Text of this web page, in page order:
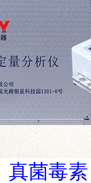
真菌毒素